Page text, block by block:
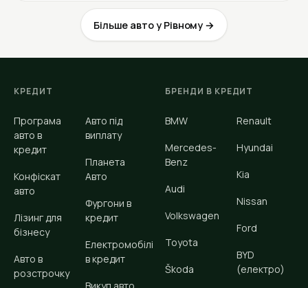
Більше авто у Рівному →
КРЕДИТ
Програма
авто в
кредит
Конфіскат
авто
Лізинг для
бізнесу
Авто в
розстрочку
Авто під
виплату
Планета
Авто
Фургони в
кредит
Електромобілі
в кредит
БРЕНДИ В КРЕДИТ
BMW
Mercedes-
Benz
Audi
Volkswagen
Toyota
Škoda
Renault
Hyundai
Kia
Nissan
Ford
BYD
(електро)